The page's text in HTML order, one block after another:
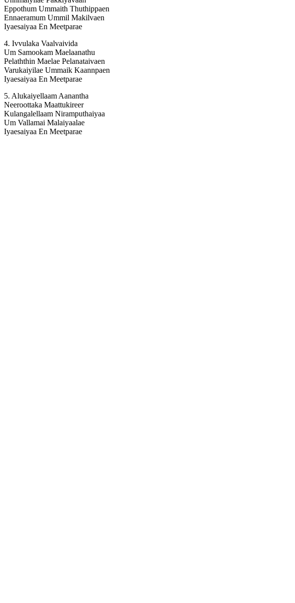
Eppothum Ummaith Thuthippaen
Ennaeramum Ummil Makilvaen
Iyaesaiyaa En Meetparae
4. Ivvulaka Vaalvaivida
Um Samookam Maelaanathu
Pelaththin Maelae Pelanataivaen
Varukaiyilae Ummaik Kaannpaen
Iyaesaiyaa En Meetparae
5. Alukaiyellaam Aanantha
Neeroottaka Maattukireer
Kulangalellaam Niramputhaiyaa
Um Vallamai Malaiyaalae
Iyaesaiyaa En Meetparae